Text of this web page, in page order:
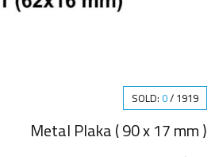
SOLD: 0/1919
Metal Plaka ( 90 x 17 mm )